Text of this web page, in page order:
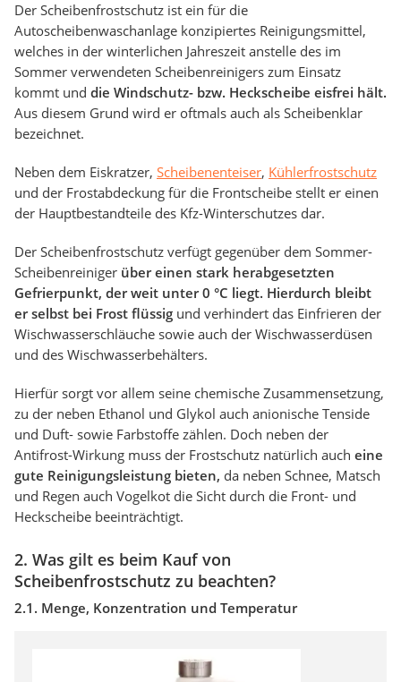
Der Scheibenfrostschutz ist ein für die
Autoscheibenwaschanlage konzipiertes Reinigungsmittel,
welches in der winterlichen Jahreszeit anstelle des im
Sommer verwendeten Scheibenreinigers zum Einsatz
kommt und die Windschutz- bzw. Heckscheibe eisfrei hält.
Aus diesem Grund wird er oftmals auch als Scheibenklar
bezeichnet.
Neben dem Eiskratzer, Scheibenenteiser, Kühlerfrostschutz
und der Frostabdeckung für die Frontscheibe stellt er einen
der Hauptbestandteile des Kfz-Winterschutzes dar.
Der Scheibenfrostschutz verfügt gegenüber dem Sommer-
Scheibenreiniger über einen stark herabgesetzten
Gefrierpunkt, der weit unter 0 °C liegt. Hierdurch bleibt
er selbst bei Frost flüssig und verhindert das Einfrieren der
Wischwasserschläuche sowie auch der Wischwasserdüsen
und des Wischwasserbehälters.
Hierfür sorgt vor allem seine chemische Zusammensetzung,
zu der neben Ethanol und Glykol auch anionische Tenside
und Duft- sowie Farbstoffe zählen. Doch neben der
Antifrost-Wirkung muss der Frostschutz natürlich auch eine
gute Reinigungsleistung bieten, da neben Schnee, Matsch
und Regen auch Vogelkot die Sicht durch die Front- und
Heckscheibe beeinträchtigt.
2. Was gilt es beim Kauf von
Scheibenfrostschutz zu beachten?
2.1. Menge, Konzentration und Temperatur